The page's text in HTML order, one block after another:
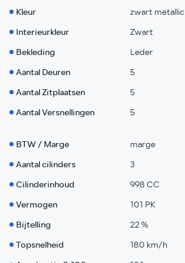
Kleur
zwart metallic
Interieurkleur
Zwart
Bekleding
Leder
Aantal Deuren
5
Aantal Zitplaatsen
5
Aantal Versnellingen
5
BTW / Marge
marge
Aantal cilinders
3
Cilinderinhoud
998 CC
Vermogen
101 PK
Bijtelling
22 %
Topsnelheid
180 km/h